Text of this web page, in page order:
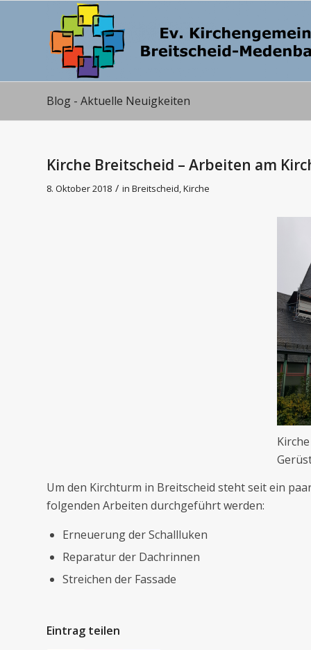
Blog - Aktuelle Neuigkeiten
Kirche Breitscheid – Arbeiten am
8. Oktober 2018 / in Breitscheid,Kirche
Um den Kirchturm in Breitscheid steht seit ein
folgenden Arbeiten durchgeführt werden:
Erneuerung der Schallluken
Reparatur der Dachrinnen
Streichen der Fassade
Eintrag teilen